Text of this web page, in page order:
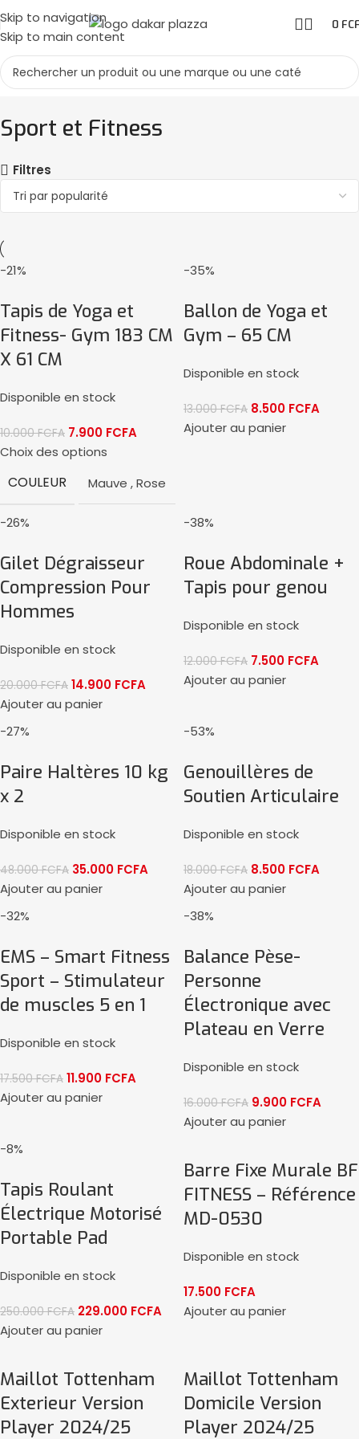
Skip to navigation
Skip to main content
0
Sport et Fitness
Filtres
-21%
Tapis de Yoga et
Fitness- Gym 183 CM
X 61 CM
Disponible en stock
10.000FCFA 7.900 FCFA
Choix des options
COULEUR Mauve ,Rose
-35%
Ballon de Yoga et
Gym – 65 CM
Disponible en stock
13.000FCFA 8.500 FCFA
Ajouter au panier
-26%
Gilet Dégraisseur
Compression Pour
Hommes
Disponible en stock
20.000FCFA 14.900 FCFA
Ajouter au panier
-38%
Roue Abdominale +
Tapis pour genou
Disponible en stock
12.000FCFA 7.500 FCFA
Ajouter au panier
-27%
Paire Haltères 10 kg
x 2
Disponible en stock
48.000FCFA 35.000 FCFA
Ajouter au panier
-53%
Genouillères de
Soutien Articulaire
Disponible en stock
18.000FCFA 8.500 FCFA
Ajouter au panier
-32%
EMS – Smart Fitness
Sport – Stimulateur
de muscles 5 en 1
Disponible en stock
17.500FCFA 11.900 FCFA
Ajouter au panier
-38%
Balance Pèse-
Personne
Électronique avec
Plateau en Verre
Disponible en stock
16.000FCFA 9.900 FCFA
Ajouter au panier
-8%
Tapis Roulant
Électrique Motorisé
Portable Pad
Disponible en stock
250.000FCFA 229.000 FCFA
Ajouter au panier
Barre Fixe Murale BF
FITNESS – Référence
MD-0530
Disponible en stock
17.500 FCFA
Ajouter au panier
Maillot Tottenham
Exterieur Version
Player 2024/25
Maillot Tottenham
Domicile Version
Player 2024/25